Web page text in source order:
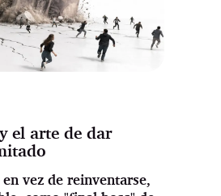
el arte de dar
vez de reinventarse,